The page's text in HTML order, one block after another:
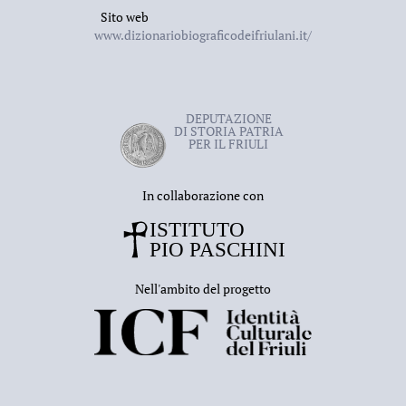
Ljubljana, Rokus, 2000, 137-148;
Giuseppe Pozzo
Un’identità: custodi
Pilo - L. De Rossi - I. Reale, Mariano del Friuli,
Phänomene, Analysen, a cura di M. Engel, Wien,
Böhkau, 2007, 225-236.
Sito web
www.dizionariobiograficodeifriulani.it/
DEPUTAZIONE
DI STORIA PATRIA
PER IL FRIULI
In collaborazione con
Nell'ambito del progetto